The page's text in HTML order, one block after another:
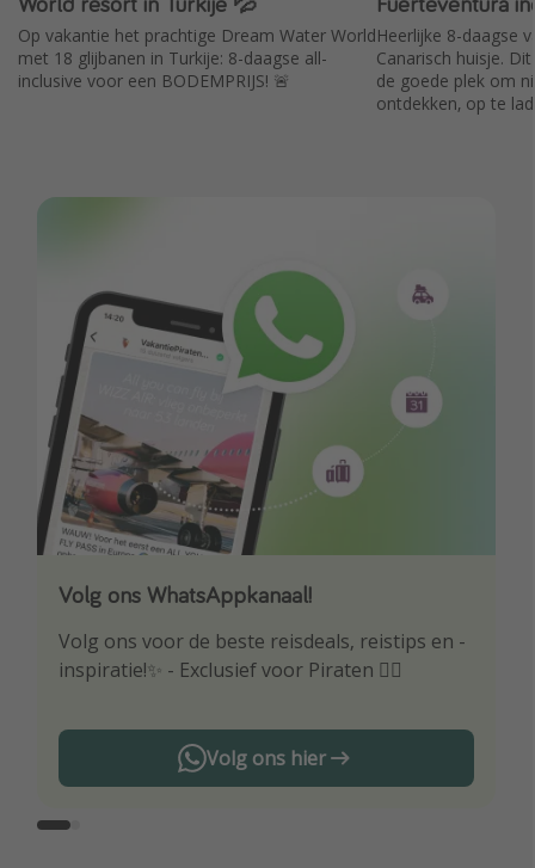
Op vakantie het prachtige Dream Water World
met 18 glijbanen in Turkije: 8-daagse all-
inclusive voor een BODEMPRIJS! 🚨
Heerlijke 8-daagse
Canarisch huisje.
de goede plek om
ontdekken, op te
Volg ons WhatsAppkanaal!
Volg ons voor de beste reisdeals, reistips en -
inspiratie!✨ - Exclusief voor Piraten 🏴‍☠️
Volg ons hier
Download onze app
Wees als eerste op de hoogte van de beste
reisaanbiedingen